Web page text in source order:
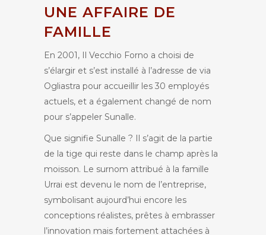
UNE AFFAIRE DE
FAMILLE
En 2001, Il Vecchio Forno a choisi de
s’élargir et s’est installé à l’adresse de via
Ogliastra pour accueillir les 30 employés
actuels, et a également changé de nom
pour s’appeler Sunalle.
Que signifie Sunalle ? Il s’agit de la partie
de la tige qui reste dans le champ après la
moisson. Le surnom attribué à la famille
Urrai est devenu le nom de l’entreprise,
symbolisant aujourd’hui encore les
conceptions réalistes, prêtes à embrasser
l’innovation mais fortement attachées à